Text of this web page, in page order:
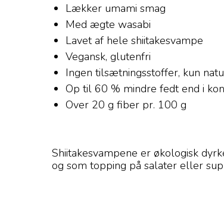
Lækker umami smag
Med ægte wasabi
Lavet af hele shiitakesvampe
Vegansk, glutenfri
Ingen tilsætningsstoffer, kun
Op til 60 % mindre fedt end i
Over 20 g fiber pr. 100 g
Shiitakesvampene er økologisk
og som topping på salater eller